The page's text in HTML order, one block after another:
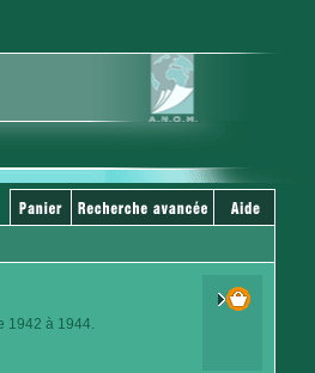
1942 à 1944.